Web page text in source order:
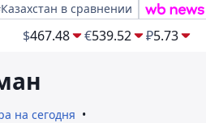
в сравнении
$467.48 €539.52 ₽5.73
на сегодня